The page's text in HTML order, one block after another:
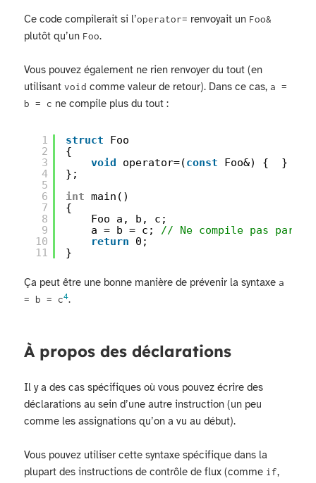
Ce code compilerait si l’operator= renvoyait un Foo&
plutôt qu’un Foo.
Vous pouvez également ne rien renvoyer du tout (en
utilisantvoid comme valeur de retour). Dans ce cas,a =
b = c ne compile plus du tout :
1
2
3
4
5
6
7
8
9
10
11
struct
Foo
{
void
operator=(const
Foo&) {  }
};
int main()
{
Foo a, b, c;
a = b = c; // Ne compile pas
return
0;
}
Ça peut être une bonne manière de prévenir la syntaxea
= b = c4.
À propos des déclarations
Il y a des cas spécifiques où vous pouvez écrire des
déclarations au sein d’une autre instruction (un peu
comme les assignations qu’on a vu au début).
Vous pouvez utiliser cette syntaxe spécifique dans la
plupart des instructions de contrôle de flux (comme if,